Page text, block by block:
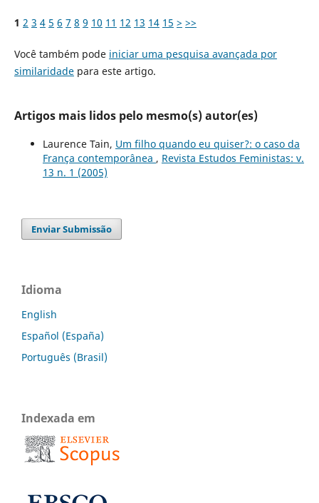
1 2 3 4 5 6 7 8 9 10 11 12 13 14 15 > >>
Você também pode iniciar uma pesquisa avançada por
similaridadepara este artigo.
Artigos mais lidos pelo mesmo(s) autor(es)
Laurence Tain, Um filho quando eu quiser?: o caso da
França contemporânea , Revista Estudos Feministas: v.
13 n. 1 (2005)
Enviar Submissão
Idioma
English
Español (España)
Português (Brasil)
Indexada em